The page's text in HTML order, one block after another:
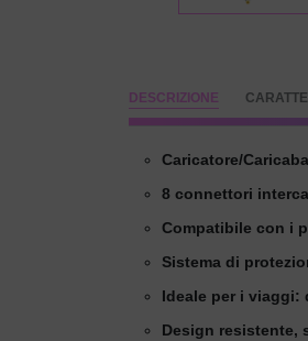
DESCRIZIONE
Caricatore/
8 connettori
Compatibile con i
Sistema di
Ideale per i viaggi:
Design resistente,